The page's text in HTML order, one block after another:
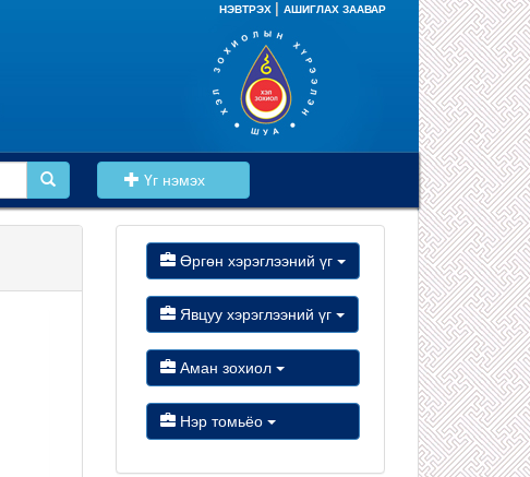
НЭВТРЭХ АШИГЛАХ ЗААВАР
Үг нэмэх
Өргөн хэрэглээний үг
Явцуу хэрэглээний үг
Аман зохиол
Нэр томьёо